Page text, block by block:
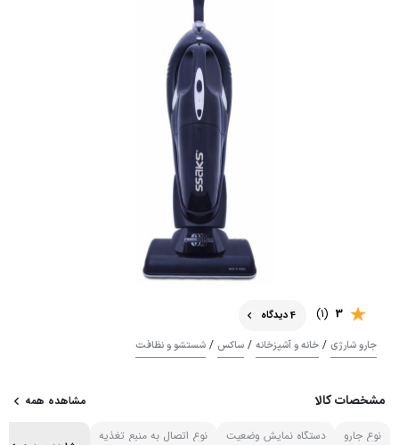
3
(1)
4 دیدگاه
جارو شارژی / خانه و آشپزخانه / ساکس / شستشو و نظافت
مشخصات کالا مشاهده همه
نوع جارو
دستگاه نمایش وضعیت
نوع اتصال به منبع تغذیه